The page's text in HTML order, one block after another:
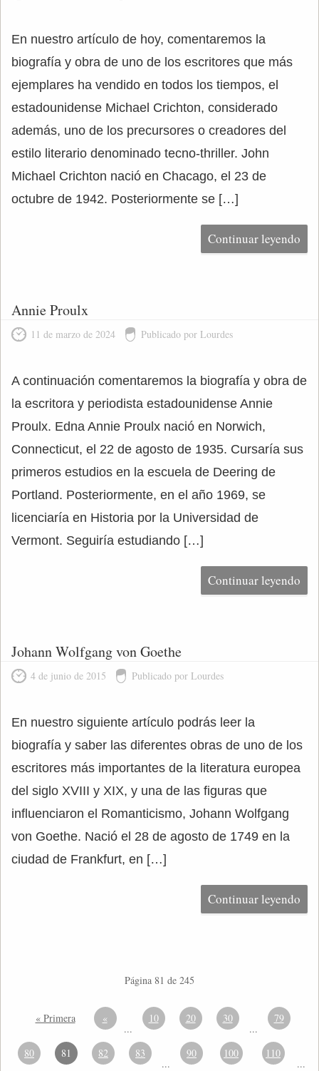
En nuestro artículo de hoy, comentaremos la
biografía y obra de uno de los escritores que más
ejemplares ha vendido en todos los tiempos, el
estadounidense Michael Crichton, considerado
además, uno de los precursores o creadores del
estilo literario denominado tecno-thriller. John
Michael Crichton nació en Chacago, el 23 de
octubre de 1942. Posteriormente se […]
Continuar leyendo
Annie Proulx
11 de marzo de 2024 Publicado por Lourdes
A continuación comentaremos la biografía y obra de
la escritora y periodista estadounidense Annie
Proulx. Edna Annie Proulx nació en Norwich,
Connecticut, el 22 de agosto de 1935. Cursaría sus
primeros estudios en la escuela de Deering de
Portland. Posteriormente, en el año 1969, se
licenciaría en Historia por la Universidad de
Vermont. Seguiría estudiando […]
Continuar leyendo
Johann Wolfgang von Goethe
4 de junio de 2015 Publicado por Lourdes
En nuestro siguiente artículo podrás leer la
biografía y saber las diferentes obras de uno de los
escritores más importantes de la literatura europea
del siglo XVIII y XIX, y una de las figuras que
influenciaron el Romanticismo, Johann Wolfgang
von Goethe. Nació el 28 de agosto de 1749 en la
ciudad de Frankfurt, en […]
Continuar leyendo
Página 81 de 245
« Primera «
...
10 20 30
...
79
80 81 82 83
...
90 100 110
...